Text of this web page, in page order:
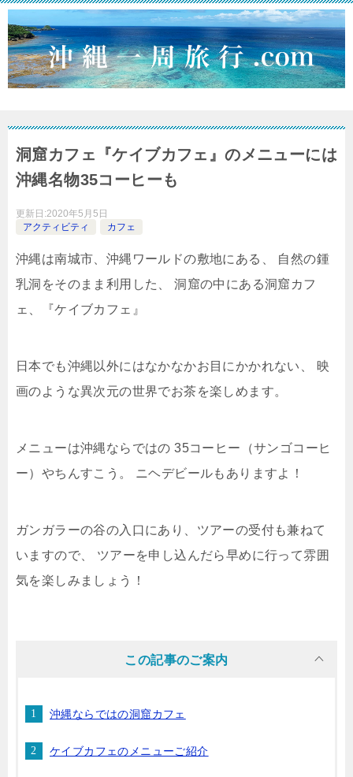
洞窟カフェ『ケイブカフェ』のメニューには
沖縄名物35コーヒーも
更新日:2020年5月5日
アクティビティ
カフェ
沖縄は南城市、沖縄ワールドの敷地にある、
自然の鍾
乳洞をそのまま利用した、
洞窟の中にある洞窟カフ
ェ、『ケイブカフェ』
日本でも沖縄以外にはなかなかお目にかかれない、
映
画のような異次元の世界でお茶を楽しめます。
メニューは沖縄ならではの 35コーヒー（サンゴコーヒ
ー）やちんすこう。
ニヘデビールもありますよ！
ガンガラーの谷の入口にあり、ツアーの受付も兼ねて
いますので、
ツアーを申し込んだら早めに行って雰囲
気を楽しみましょう！
この記事のご案内
沖縄ならではの洞窟カフェ
ケイブカフェのメニューご紹介